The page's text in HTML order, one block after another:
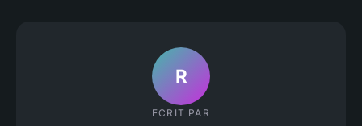
R
ECRIT PAR